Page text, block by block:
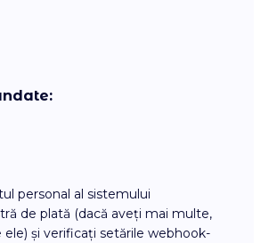
personal al sistemului
de plată (dacă aveți mai multe,
și verificați setările webhook-